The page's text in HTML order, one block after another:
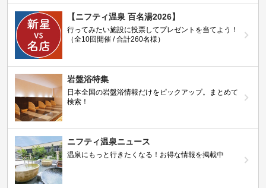
【ニフティ温泉 百名湯2026】
行ってみたい施設に投票してプレゼントを当てよう！
（全10回開催 / 合計260名様）
岩盤浴特集
日本全国の岩盤浴情報だけをピックアップ。まとめて
検索！
ニフティ温泉ニュース
温泉にもっと行きたくなる！お得な情報を掲載中